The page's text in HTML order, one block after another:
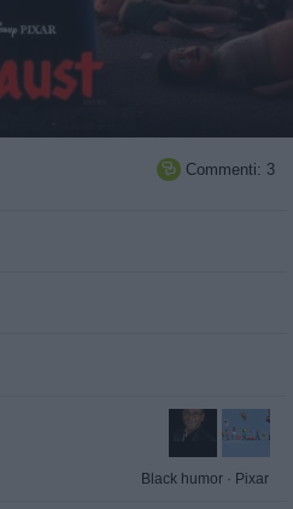
 Commenti: 3
Black humor · Pixar